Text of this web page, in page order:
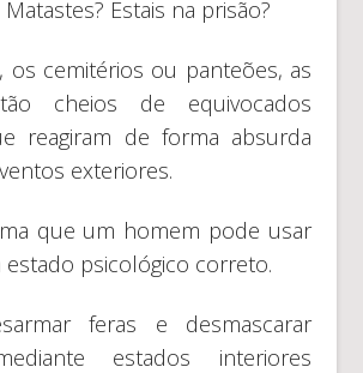
Estais na prisão?
os cemitérios ou panteões, as
cheios de equivocados
reagiram de forma absurda
exteriores.
que um homem pode usar
estado psicológico correto.
feras e desmascarar
estados interiores